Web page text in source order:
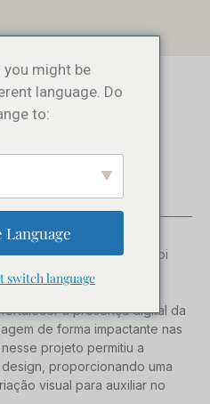
para a startup Seedes,
no Espírito Santo, foi
artes visuais atrativas e
marca. As artes foram
a presença digital da
de forma impactante nas
projeto permitiu a
proporcionando uma
visual para auxiliar no
you might be
language. Do
to:
Language
switch language